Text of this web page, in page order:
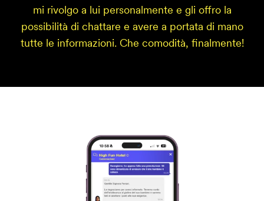
mi rivolgo a lui personalmente e gli offro la
possibilità di chattare e avere a portata di mano
tutte le informazioni. Che comodità, finalmente!